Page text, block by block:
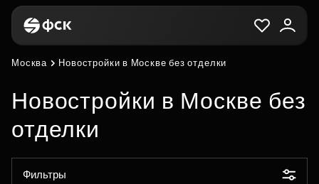
Москва Новостройки в Москве без отделки
Новостройки в Москве без
отделки
Фильтры